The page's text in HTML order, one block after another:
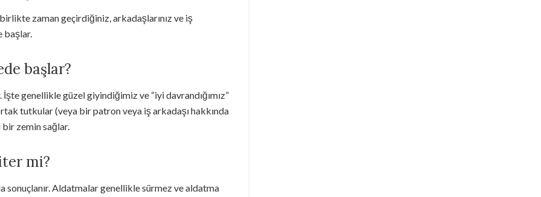
zaman geçirdiğiniz, arkadaşlarınız ve iş
başlar.
başlar?
genellikle güzel giyindiğimiz ve “iyi davrandığımız”
tutkular (veya bir patron veya iş arkadaşı hakkında
zemin sağlar.
mi?
sonuçlanır. Aldatmalar genellikle sürmez ve aldatma